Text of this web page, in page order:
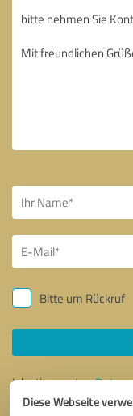
Diese Webseite
Bitte um Rückruf
Ich stimme den